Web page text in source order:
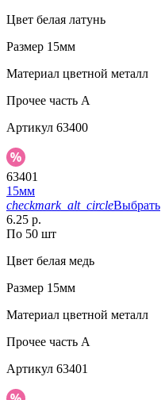
Цвет белая латунь
Размер 15мм
Материал цветной металл
Прочее часть A
Артикул 63400
63401
15мм
checkmark_alt_circleВыбрать
6.25 р.
По 50 шт
Цвет белая медь
Размер 15мм
Материал цветной металл
Прочее часть A
Артикул 63401